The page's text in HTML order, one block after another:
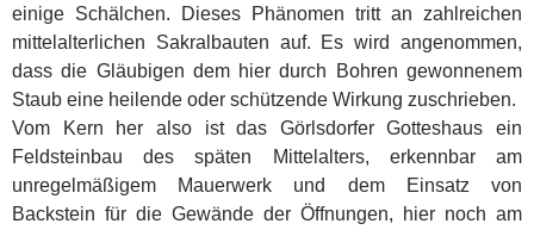
einige Schälchen. Dieses Phänomen tritt an zahlreichen
mittelalterlichen Sakralbauten auf. Es wird angenommen,
dass die Gläubigen dem hier durch Bohren gewonnenem
Staub eine heilende oder schützende Wirkung zuschrieben.
Vom Kern her also ist das Görlsdorfer Gotteshaus ein
Feldsteinbau des späten Mittelalters, erkennbar am
unregelmäßigem Mauerwerk und dem Einsatz von
Backstein für die Gewände der Öffnungen, hier noch am